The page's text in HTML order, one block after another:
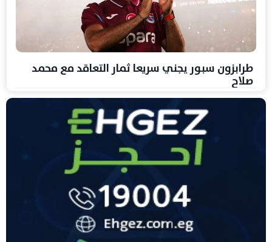
طرابزون سبور يجني سريعا ثمار التعاقد مع محمد
صلاح